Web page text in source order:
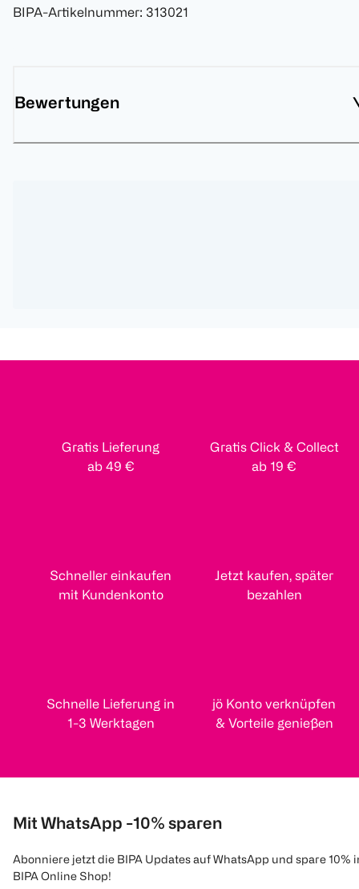
BIPA-Artikelnummer: 313021
Bewertungen
Gratis Lieferung
ab 49 €
Gratis Click & Collect
ab 19 €
Schneller einkaufen
mit Kundenkonto
Jetzt kaufen, später
bezahlen
Schnelle Lieferung in
1-3 Werktagen
jö Konto verknüpfen
& Vorteile genießen
Mit WhatsApp -10% sparen
Abonniere jetzt die BIPA Updates auf WhatsApp und spare 10%
BIPA Online Shop!